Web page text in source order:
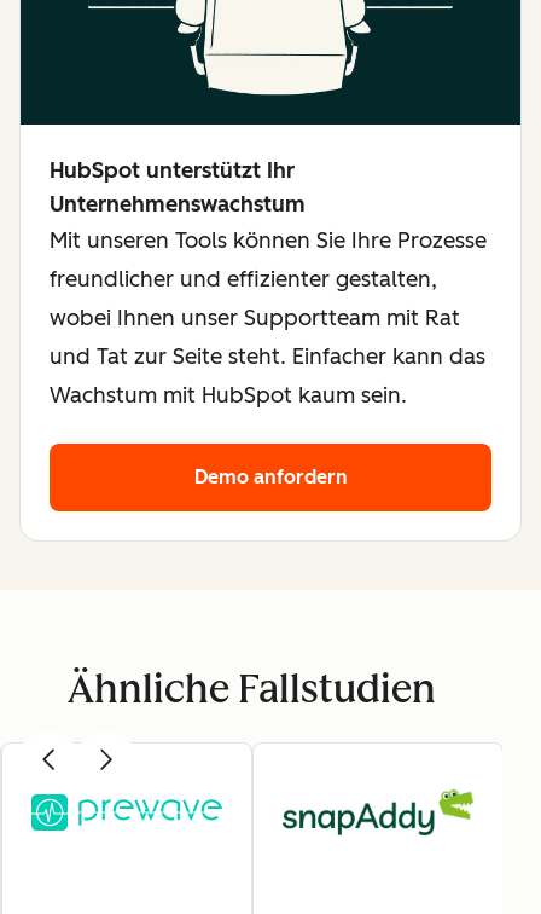
HubSpot unterstützt Ihr
Unternehmenswachstum
Mit unseren Tools können Sie Ihre Prozesse
freundlicher und effizienter gestalten,
wobei Ihnen unser Supportteam mit Rat
und Tat zur Seite steht. Einfacher kann das
Wachstum mit HubSpot kaum sein.
Demo anfordern
Ähnliche Fallstudien